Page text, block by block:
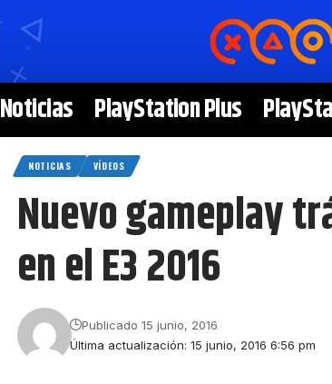
Noticias PlayStation Plus
NOTICIAS VÍDEOS
Nuevo gameplay
en el E3 2016
Última actualización: 15 junio, 2016 6:56 pm
Publicado 15 junio, 2016